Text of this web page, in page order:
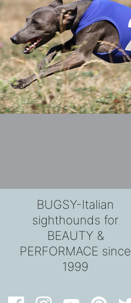
BUGSY-Italian
sighthounds for
BEAUTY &
PERFORMACE since
1999